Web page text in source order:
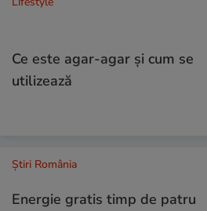
Ce este agar-agar și cum se
utilizează
Știri România
Energie gratis timp de patru